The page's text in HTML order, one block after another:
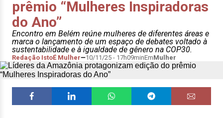
prêmio “Mulheres Inspiradoras
do Ano”
Encontro em Belém reúne mulheres de diferentes áreas e
marca o lançamento de um espaço de debates voltado à
sustentabilidade e à igualdade de gênero na COP30.
Redação IstoÉ Mulher 10/11/25 - 17h09minEmMulher